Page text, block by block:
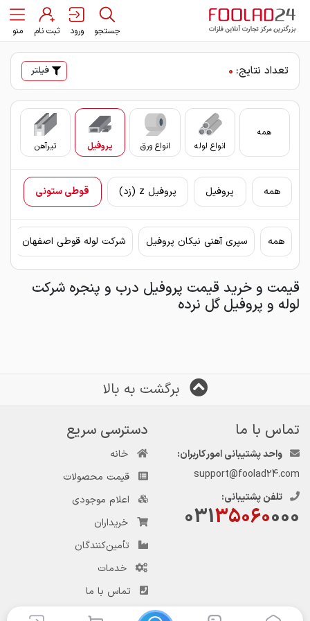
جستجو ورود ثبت نام منو
تعداد نتایج: 0 فیلتر
همه
انواع لوله
انواع ورق پروفیل تیرآهن
همه پروفیل پروفیل z (زد) قوطی ستونی
همه سپری آهنی نیکان پروفیل شرکت لوله قوطی اصفهان
قیمت و خرید قیمت پروفیل درب و پنجره شرکت
لوله و پروفیل گل نرده
برگشت به بالا
تماس با ما
واحد پشتیبانی امور کاربران:
support@foolad24.com
تلفن پشتیبانی:
03135060000
دسترسی سریع
خانه
قیمت محصولات
اعلام موجودی
خریداران
تأمین‌کنندگان
خدمات
تماس با ما